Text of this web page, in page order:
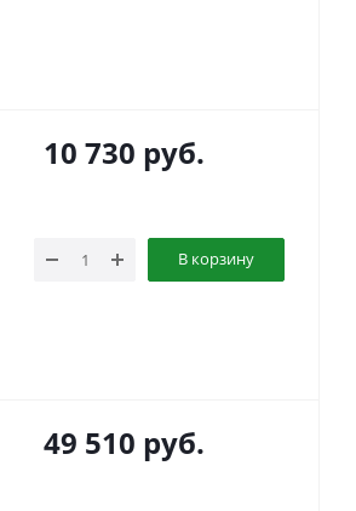
10 730 руб.
В корзину
49 510 руб.